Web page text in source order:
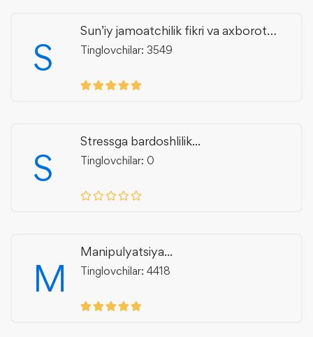
S
Sun’iy jamoatchilik fikri va axborot
manipulyatsiyasi
Tinglovchilar: 3549
S
Stressga bardoshlilik...
Tinglovchilar: 0
M
Manipulyatsiya...
Tinglovchilar: 4418